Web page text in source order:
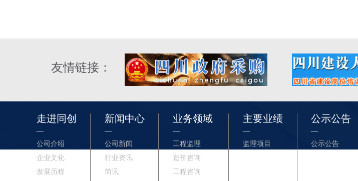
友情链接：
走进同创
—
公司介绍
企业文化
发展历程
新闻中心
—
公司新闻
行业资讯
简讯
业务领域
—
工程监理
造价咨询
工程咨询
主要业绩
—
监理项目
公示公告
—
公示公告